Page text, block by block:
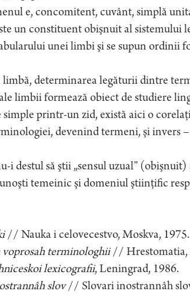
e, concomitent, cuvânt, simplă
un constituent obişnuit al sistemului
unei limbi şi se supun ordinii
determinarea legăturii dintre
limbii formează obiect de studiere
printr-un zid, există aici o
devenind termeni, şi invers
i destul să ştii „sensul uzual”
temeinic şi domeniul ştiinţific
// Nauka i celovecestvo, Moskva, 1975.
voprosah terminologhii// Hrestomatia,
lexicografii, Leningrad, 1986.
slov// Slovari inostrannâh